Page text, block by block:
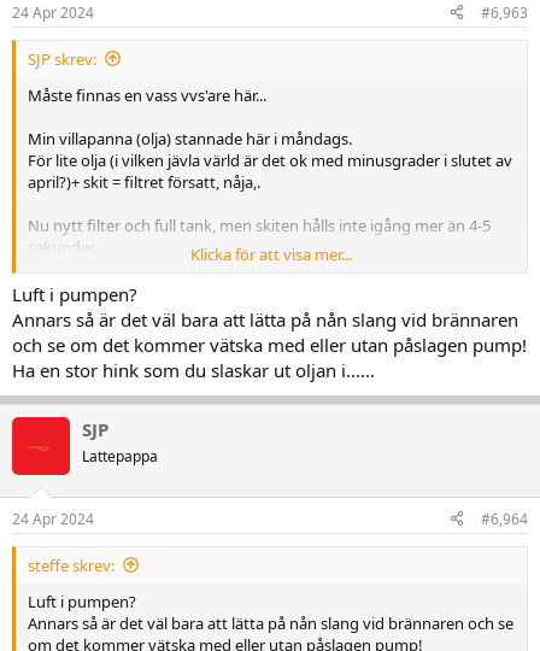
24 Apr 2024 #6,963
SJP skrev:
Måste finnas en vass vvs'are här...
Min villapanna (olja) stannade här i måndags.
För lite olja (i vilken jävla värld är det ok med minusgrader i slutet av
april?)+ skit = filtret försatt, nåja,.
Nu nytt filter och full tank, men skiten hålls inte igång mer än 4-5
sekunder.
systemet. Har fått ut en del genom tryckuttaget, men går
fortfarande inte.
I manualen står det att 2-rörssystem skall luftas automatiskt, jag
har tvårörssystem, frågan är då, hur görs det, SKALL MAN LÄMNA
DEN NÅGRA TIMMAR, ELLER SKALL MAN NOLLA "SKYDDET" SOM
ETT PUCKO?
IE - Arbetas luften ut när den står, eller måste pumpen gå för att få
luften ur?
Klicka för att visa mer...
Luft i pumpen?
Annars så är det väl bara att lätta på nån slang vid brännaren
och se om det kommer vätska med eller utan påslagen pump!
Ha en stor hink som du slaskar ut oljan i......
SJP
Lattepappa
24 Apr 2024 #6,964
steffe skrev:
Luft i pumpen?
Annars så är det väl bara att lätta på nån slang vid brännaren och se
om det kommer vätska med eller utan påslagen pump!